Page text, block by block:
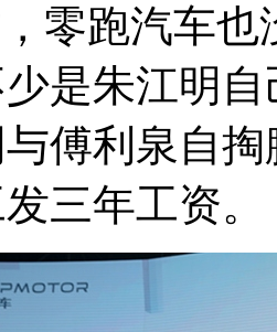
零跑汽车
是朱江明
傅利泉自
三年工资。